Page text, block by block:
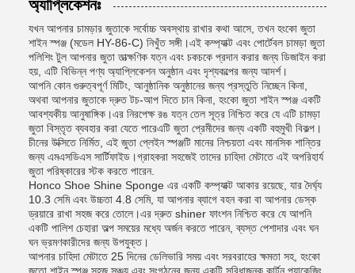
অ্যাপ্লিকেশনঃ
যখন আপনার চামড়ার জুতাকে সর্বোচ্চ অবস্থায় রাখার কথা আসে, তখন হংকো জুতা
শাইন স্পঞ্জ (মডেল HY-86-C) নিখুঁত সঙ্গী।এই কম্প্যাক্ট এবং পোর্টেবল চামড়া জুতা
পলিশিং টুল আপনার জুতা তাত্ক্ষণিক যত্ন এবং চকচকে প্রদান করার জন্য ডিজাইন করা
হয়, এটি বিভিন্ন পণ্য অ্যাপ্লিকেশন অনুষ্ঠান এবং দৃশ্যকল্পের জন্য আদর্শ।
আপনি কোন গুরুত্বপূর্ণ মিটিং, আনুষ্ঠানিক অনুষ্ঠানের জন্য প্রস্তুতি নিচ্ছেন কিনা,
অথবা আপনার জুতাকে দ্রুত টচ-আপ দিতে চান কিনা, হংকো জুতা শাইন স্পঞ্জ একটি
আবশ্যকীয় আনুষাঙ্গিক।এর নিরপেক্ষ রঙ যত্ন তেল সূত্র নিশ্চিত করে যে এটি চামড়া
জুতা বিস্তৃত ব্যবহার করা যেতে পারেএটি জুতা প্রেমীদের জন্য একটি বহুমুখী বিকল্প।
চীনের উক্সিতে নির্মিত, এই জুতা প্লেইন স্পঞ্জটি মানের নিশ্চয়তা এবং মানসিক শান্তির
জন্য এমএসডিএস সার্টিফাইড।গ্রাহকরা সহজেই তাদের চাহিদা মেটাতে এই অপরিহার্য
জুতা পরিষ্কারের স্টক করতে পারেন.
Honco Shoe Shine Sponge এর একটি কম্প্যাক্ট আকার রয়েছে, যার দৈর্ঘ্য
10.3 সেমি এবং উচ্চতা 4.8 সেমি, যা আপনার ব্যাগে বহন করা বা আপনার ডেস্ক
ড্রয়ারে রাখা সহজ করে তোলে।এর দ্রুত shiner ফাংশন নিশ্চিত করে যে আপনি
একটি পালিশ চেহারা অল্প সময়ের মধ্যে অর্জন করতে পারেন, ব্যস্ত পেশাদার এবং ঘন
ঘন ভ্রমণকারীদের জন্য উপযুক্ত।
আপনার চাহিদা মেটাতে 25 দিনের ডেলিভারি সময় এবং সরবরাহের ক্ষমতা সহ, হংকো